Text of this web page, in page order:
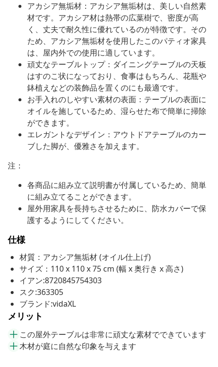
アカシア無垢材：アカシア無垢材は、美しい自然素
材です。アカシア材は熱帯の広葉樹で、密度が高
く、丈夫で耐久性に優れているのが特徴です。その
ため、アカシア無垢材を使用したこのパティオ家具
は、屋内外での使用に適しています。
頑丈なテーブルトップ：ダイニングテーブルの天板
はすのこ状になっており、食事はもちろん、花瓶や
鉢植えなどの装飾品を置くのにも最適です。
お手入れのしやすい素材の表面：テーブルの表面に
オイルを施しているため、湿らせた布で簡単に掃除
ができます。
エレガントなデザイン：アウトドアテーブルのカー
ブした脚が、優雅さを加えます。
注：
各商品に組み立て説明書が付属しているため、簡単
に組み立てることができます。
屋外用家具を長持ちさせるために、防水カバーで保
護するようにしてください。
仕様
材質：アカシア無垢材 (オイル仕上げ)
サイズ：110 x 110 x 75 cm (幅 x 奥行き x 高さ)
イアン:8720845754303
スク:363305
ブランド:vidaXL
メリット
この屋外テーブルは非常に頑丈な素材でできています
木材が庭に自然な印象を与えます